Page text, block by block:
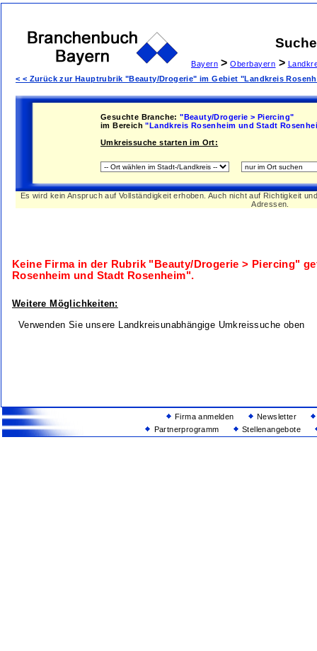
Bayern > Oberbayern >
< < Zurück zur Hauptrubrik "Beauty/Drogerie" im Gebiet "Landkreis
Gesuchte Branche: "Beauty/Drogerie > Piercing"
im Bereich "Landkreis Rosenheim und Stadt
Umkreissuche starten im Ort:
Es wird kein Anspruch auf Vollständigkeit erhoben. Auch nicht auf Richtigkeit
Adressen.
Keine Firma in der Rubrik "Beauty/Drogerie > Piercing"
Rosenheim und Stadt Rosenheim".
Weitere Möglichkeiten:
Verwenden Sie unsere Landkreisunabhängige Umkreissuche oben
Firma anmelden
Newsletter
Partnerprogramm
Stellenangebote